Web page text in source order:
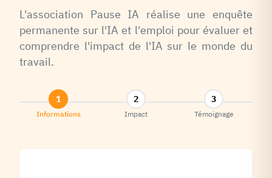
L'association Pause IA réalise une enquête
permanente sur l'IA et l'emploi pour évaluer et
comprendre l'impact de l'IA sur le monde du
travail.
1
Informations
2
Impact
3
Témoignage